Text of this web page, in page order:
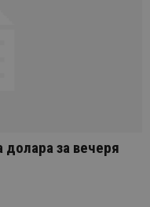
за вечеря